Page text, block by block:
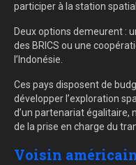
participer à la station
Deux options demeurent :
des BRICS ou une
l’Indonésie.
Ces pays disposent de
développer l’exploration
d’un partenariat égalitaire,
de la prise en charge du
Voisin